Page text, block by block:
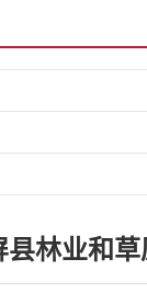
县林业和